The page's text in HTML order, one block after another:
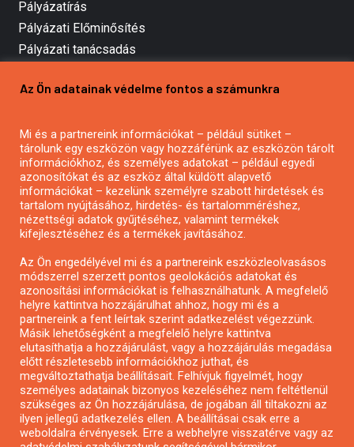
Pályázatírás
Pályázati Előminősítés
Pályázati tanácsadás
Mezőgazdasági pályázatírás
Pályázatírás civil szervezeteknek
Pályázatírás önkormányzatoknak
Pályázatfigyelés
Specifikus pályázatfigyelés vagy hírlevél
Pályázatok magánszemélyeknek
Pályázatok civil szervezeteknek
Pályázatok vállalkozásoknak
Önkormányzati pályázatok
Mezőgazdasági pályázatok
Falusi turizmus pályázatok
Napelem pályázatok
Az Ön adatainak védelme fontos a számunkra
Mi és a partnereink információkat – például sütiket –
tárolunk egy eszközön vagy hozzáférünk az eszközön tárolt
információkhoz, és személyes adatokat – például egyedi
azonosítókat és az eszköz által küldött alapvető
információkat – kezelünk személyre szabott hirdetések és
tartalom nyújtásához, hirdetés- és tartalomméréshez,
nézettségi adatok gyűjtéséhez, valamint termékek
kifejlesztéséhez és a termékek javításához.
Az Ön engedélyével mi és a partnereink eszközleolvasásos
módszerrel szerzett pontos geolokációs adatokat és
azonosítási információkat is felhasználhatunk. A megfelelő
helyre kattintva hozzájárulhat ahhoz, hogy mi és a
partnereink a fent leírtak szerint adatkezelést végezzünk.
Másik lehetőségként a megfelelő helyre kattintva
elutasíthatja a hozzájárulást, vagy a hozzájárulás megadása
előtt részletesebb információkhoz juthat, és
megváltoztathatja beállításait. Felhívjuk figyelmét, hogy
személyes adatainak bizonyos kezeléséhez nem feltétlenül
szükséges az Ön hozzájárulása, de jogában áll tiltakozni az
ilyen jellegű adatkezelés ellen. A beállításai csak erre a
weboldalra érvényesek. Erre a webhelyre visszatérve vagy az